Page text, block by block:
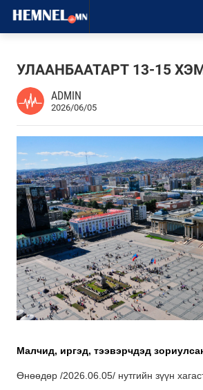
УЛААНБААТАРТ 13-15
ADMIN
2026/06/05
Малчид, иргэд, тээвэрчдэд
Өнөөдөр /2026.06.05/ нутгийн зүүн